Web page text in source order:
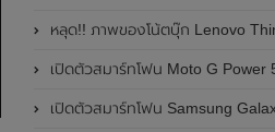
หลุด!! ภาพของโน้ตบุ๊ก Lenovo Thinkbook Plus โชว์ดีไซน์แปลกให
เปิดตัวสมาร์ทโฟน Moto G Power 5G (2024) และ Moto
เปิดตัวสมาร์ทโฟน Samsung Galaxy A52s (5G) มาพร้อมชิปเซ็ต